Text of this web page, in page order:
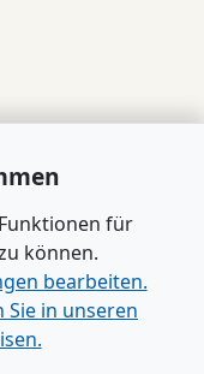
für
können.
bearbeiten.
in unseren